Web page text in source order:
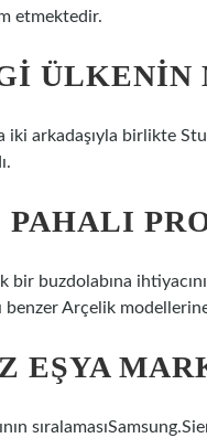
etmektedir.
ÜLKENIN
iki arkadaşıyla birlikte
bir buzdolabına
Arçelik modellerine
EŞYA